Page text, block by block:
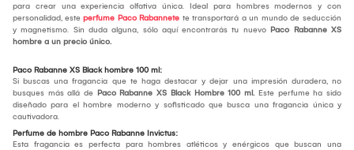
para crear una experiencia olfativa única. Ideal para hombres modernos y con
personalidad, este perfume Paco Rabannete te transportará a un mundo de seducción
y magnetismo. Sin duda alguna, sólo aquí encontrarás tu nuevo Paco Rabanne XS
hombre a un precio único.
Paco Rabanne XS Black hombre 100 ml:
Si buscas una fragancia que te haga destacar y dejar una impresión duradera, no
busques más allá de Paco Rabanne XS Black Hombre 100 ml. Este perfume ha sido
diseñado para el hombre moderno y sofisticado que busca una fragancia única y
cautivadora.
Perfume de hombre Paco Rabanne Invictus:
Esta fragancia es perfecta para hombres atléticos y enérgicos que buscan una